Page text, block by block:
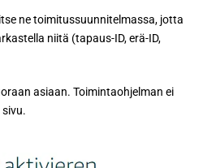
ne toimitussuunnitelmassa, jotta
niitä (tapaus-ID, erä-ID,
asiaan. Toimintaohjelman ei